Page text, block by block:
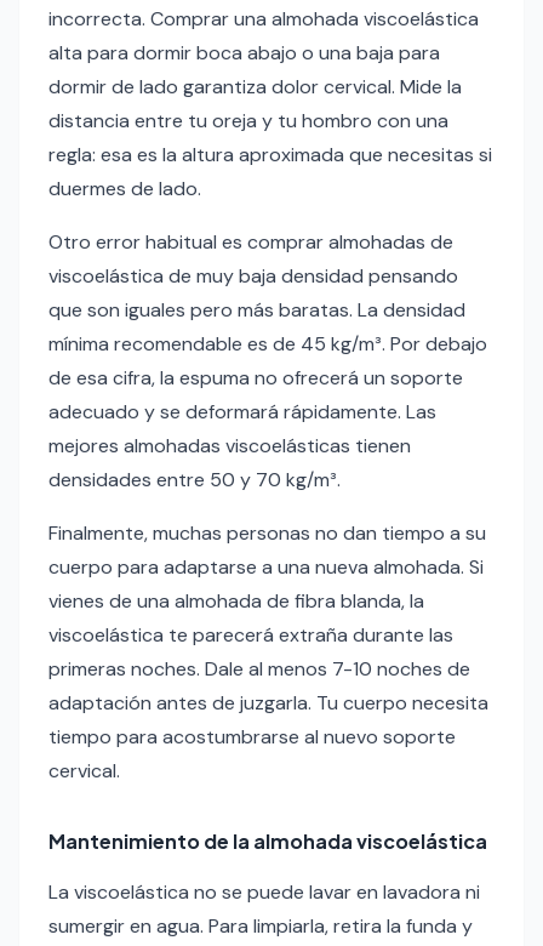
incorrecta. Comprar una almohada viscoelástica
alta para dormir boca abajo o una baja para
dormir de lado garantiza dolor cervical. Mide la
distancia entre tu oreja y tu hombro con una
regla: esa es la altura aproximada que necesitas si
duermes de lado.
Otro error habitual es comprar almohadas de
viscoelástica de muy baja densidad pensando
que son iguales pero más baratas. La densidad
mínima recomendable es de 45 kg/m³. Por debajo
de esa cifra, la espuma no ofrecerá un soporte
adecuado y se deformará rápidamente. Las
mejores almohadas viscoelásticas tienen
densidades entre 50 y 70 kg/m³.
Finalmente, muchas personas no dan tiempo a su
cuerpo para adaptarse a una nueva almohada. Si
vienes de una almohada de fibra blanda, la
viscoelástica te parecerá extraña durante las
primeras noches. Dale al menos 7-10 noches de
adaptación antes de juzgarla. Tu cuerpo necesita
tiempo para acostumbrarse al nuevo soporte
cervical.
Mantenimiento de la almohada viscoelástica
La viscoelástica no se puede lavar en lavadora ni
sumergir en agua. Para limpiarla, retira la funda y